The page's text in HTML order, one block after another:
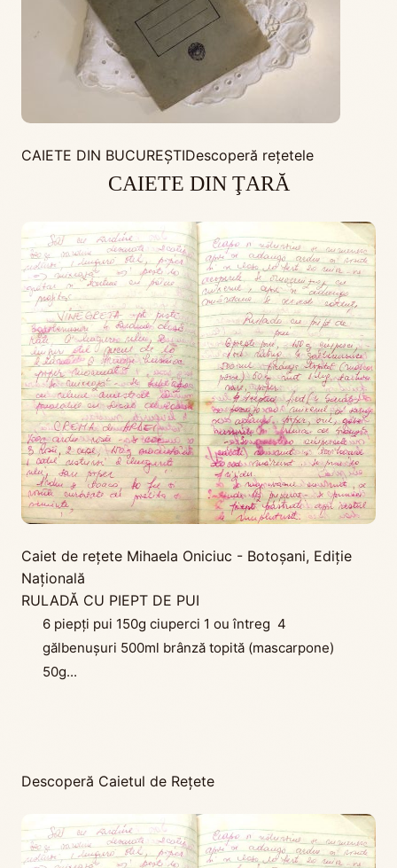
CAIETE DIN BUCUREŞTIDescoperă rețetele
CAIETE DIN ŢARĂ
Caiet de rețete Mihaela Oniciuc - Botoșani, Ediţie
Naţională
RULADĂ CU PIEPT DE PUI
6 piepți pui 150g ciuperci 1 ou întreg 4
gălbenușuri 500ml brânză topită (mascarpone)
50g...
Descoperă Caietul de Rețete